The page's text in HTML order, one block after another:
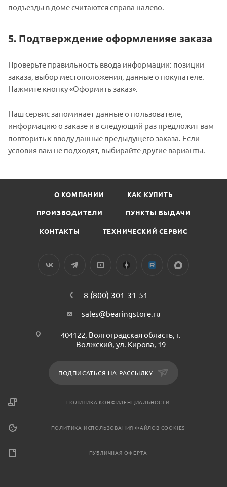
подъезды в доме считаются справа налево.
5. Подтверждение оформленияе заказа
Проверьте правильность ввода информации: позиции
заказа, выбор местоположения, данные о покупателе.
Нажмите кнопку «Оформить заказ».
Наш сервис запоминает данные о пользователе,
информацию о заказе и в следующий раз предложит вам
повторить к вводу данные предыдущего заказа. Если
условия вам не подходят, выбирайте другие варианты.
О КОМПАНИИ КАК КУПИТЬ
ПРОИЗВОДИТЕЛИ ПУНКТЫ ВЫДАЧИ
КОНТАКТЫ ТЕХНИЧЕСКИЙ СЕРВИС
8 (800) 301-31-51
sales@bearingstore.ru
404122, Волгоградская область, г.
Волжский, ул. Кирова, 19
ПОДПИСАТЬСЯ НА РАССЫЛКУ
ПОЛИТИКА КОНФИДЕНЦИАЛЬНОСТИ
ПОЛИТИКА ИСПОЛЬЗОВАНИЯ ФАЙЛОВ COOKIES
ПУБЛИЧНАЯ ОФЕРТА